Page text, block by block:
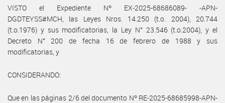
VISTO el Expediente Nº EX-2025-68686089- -APN-
DGDTEYSS#MCH, las Leyes Nros. 14.250 (t.o. 2004), 20.744
(t.o.1976) y sus modificatorias, la Ley N° 23.546 (t.o.2004), y el
Decreto N° 200 de fecha 16 de febrero de 1988 y sus
modificatorias, y
CONSIDERANDO:
Que en las páginas 2/6 del documento Nº RE-2025-68685998-APN-